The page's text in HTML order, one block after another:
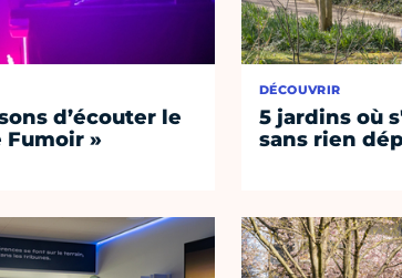
d’écouter le
Fumoir »
DÉCOUVRIR
5 jardins où
sans rien